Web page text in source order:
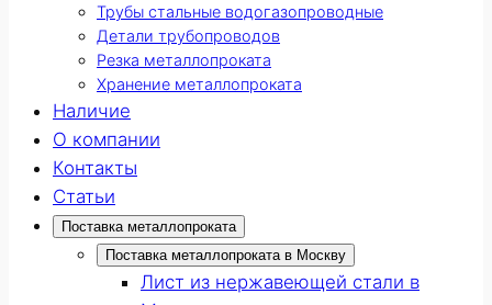
Трубы стальные водогазопроводные
Детали трубопроводов
Резка металлопроката
Хранение металлопроката
Наличие
О компании
Контакты
Статьи
Поставка металлопроката
Поставка металлопроката в Москву
Лист из нержавеющей стали в